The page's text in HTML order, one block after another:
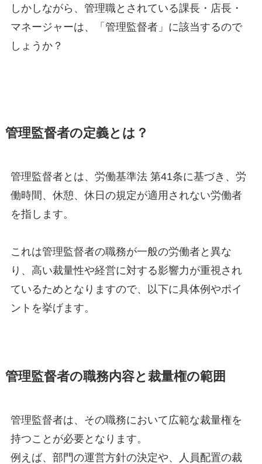
しかしながら、管理職とされている課長・店長・
マネージャーは、「管理監督者」に該当するので
しょうか？
管理監督者の定義とは？
管理監督者とは、労働基準法 第41条に基づき、労
働時間、休憩、休日の規定が適用されない労働者
を指します。
これは管理監督者の職務が一般の労働者と異な
り、高い裁量性や経営に対する影響力が重視され
ているためとなりますので、以下に具体例やポイ
ントを挙げます。
管理監督者の職務内容と裁量権の範囲
管理監督者は、その職務において広範な裁量権を
持つことが必要となります。
例えば、部門の運営方針の決定や、人員配置の裁